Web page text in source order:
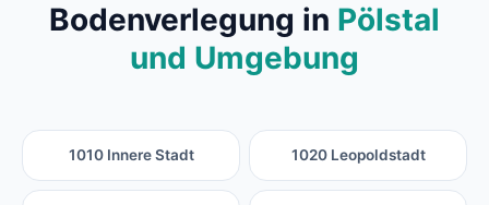
Bodenverlegung in Pölstal
und Umgebung
1010 Innere Stadt 1020 Leopoldstadt